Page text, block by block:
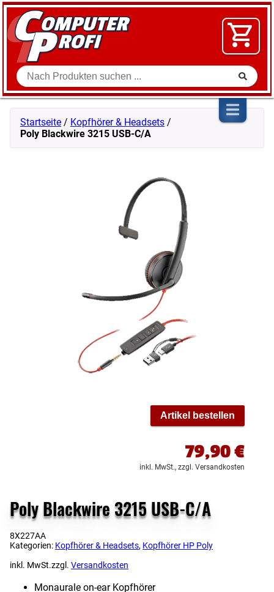
Zum Inhalt springen
Suche
SOFTWARE
VIDEO
SHOP
Startseite / Kopfhörer & Headsets /
Poly Blackwire 3215 USB-C/A
Artikel bestellen
79,90€
inkl. MwSt., zzgl. Versandkosten
Poly Blackwire 3215 USB-C/A
8X227AA
Kategorien: Kopfhörer & Headsets, Kopfhörer HP Poly
inkl. MwSt.zzgl. Versandkosten
Monaurale on-ear Kopfhörer